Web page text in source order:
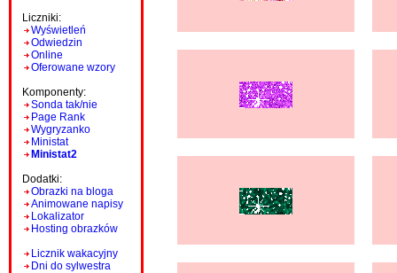
Liczniki:
Wyświetleń
Odwiedzin
Online
Oferowane wzory
Komponenty:
Sonda tak/nie
Page Rank
Wygryzanko
Ministat
Ministat2
Dodatki:
Obrazki na bloga
Animowane napisy
Lokalizator
Hosting obrazków
Licznik wakacyjny
Dni do sylwestra